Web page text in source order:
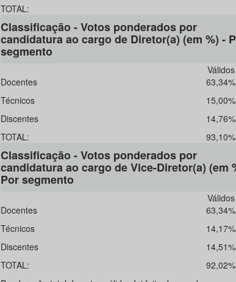
TOTAL:
Classificação - Votos ponderados por
candidatura ao cargo de Diretor(a) (em %) -
segmento
Válidos
Docentes
63,34%
Técnicos
15,00%
Discentes
14,76%
TOTAL:
93,10%
Classificação - Votos ponderados por
candidatura ao cargo de Vice-Diretor(a) (em
Por segmento
Válidos
Docentes
63,34%
Técnicos
14,17%
Discentes
14,51%
TOTAL:
92,02%